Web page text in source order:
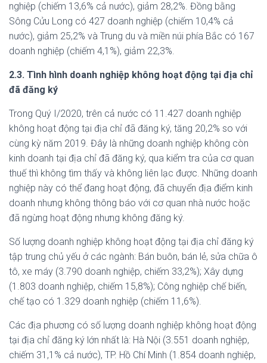
nghiệp (chiếm 13,6% cả nước), giảm 28,2%. Đồng bằng
Sông Cửu Long có 427 doanh nghiệp (chiếm 10,4% cả
nước), giảm 25,2% và Trung du và miền núi phía Bắc có 167
doanh nghiệp (chiếm 4,1%), giảm 22,3%.
2.3. Tình hình doanh nghiệp không hoạt động tại địa chỉ
đã đăng ký
Trong Quý I/2020, trên cả nước có 11.427 doanh nghiệp
không hoạt động tại địa chỉ đã đăng ký, tăng 20,2% so với
cùng kỳ năm 2019. Đây là những doanh nghiệp không còn
kinh doanh tại địa chỉ đã đăng ký, qua kiểm tra của cơ quan
thuế thì không tìm thấy và không liên lạc được. Những doanh
nghiệp này có thể đang hoạt động, đã chuyển địa điểm kinh
doanh nhưng không thông báo với cơ quan nhà nước hoặc
đã ngừng hoạt động nhưng không đăng ký.
Số lượng doanh nghiệp không hoạt động tại địa chỉ đăng ký
tập trung chủ yếu ở các ngành: Bán buôn, bán lẻ, sửa chữa ô
tô, xe máy (3.790 doanh nghiệp, chiếm 33,2%); Xây dựng
(1.803 doanh nghiệp, chiếm 15,8%); Công nghiệp chế biến,
chế tạo có 1.329 doanh nghiệp (chiếm 11,6%).
Các địa phương có số lượng doanh nghiệp không hoạt động
tại địa chỉ đăng ký lớn nhất là: Hà Nội (3.551 doanh nghiệp,
chiếm 31,1% cả nước), TP. Hồ Chí Minh (1.854 doanh nghiệp,